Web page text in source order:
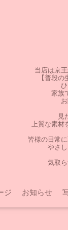
当店は京
【普段
家族
見
上質な素
皆様の日常
やさ
気取
ジ お知らせ